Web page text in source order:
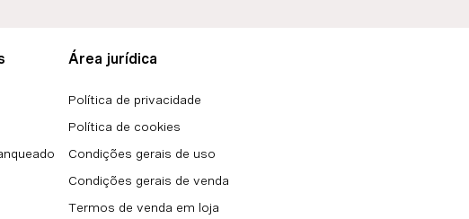
Área jurídica
Política de privacidade
Política de cookies
Condições gerais de uso
Condições gerais de venda
Termos de venda em loja